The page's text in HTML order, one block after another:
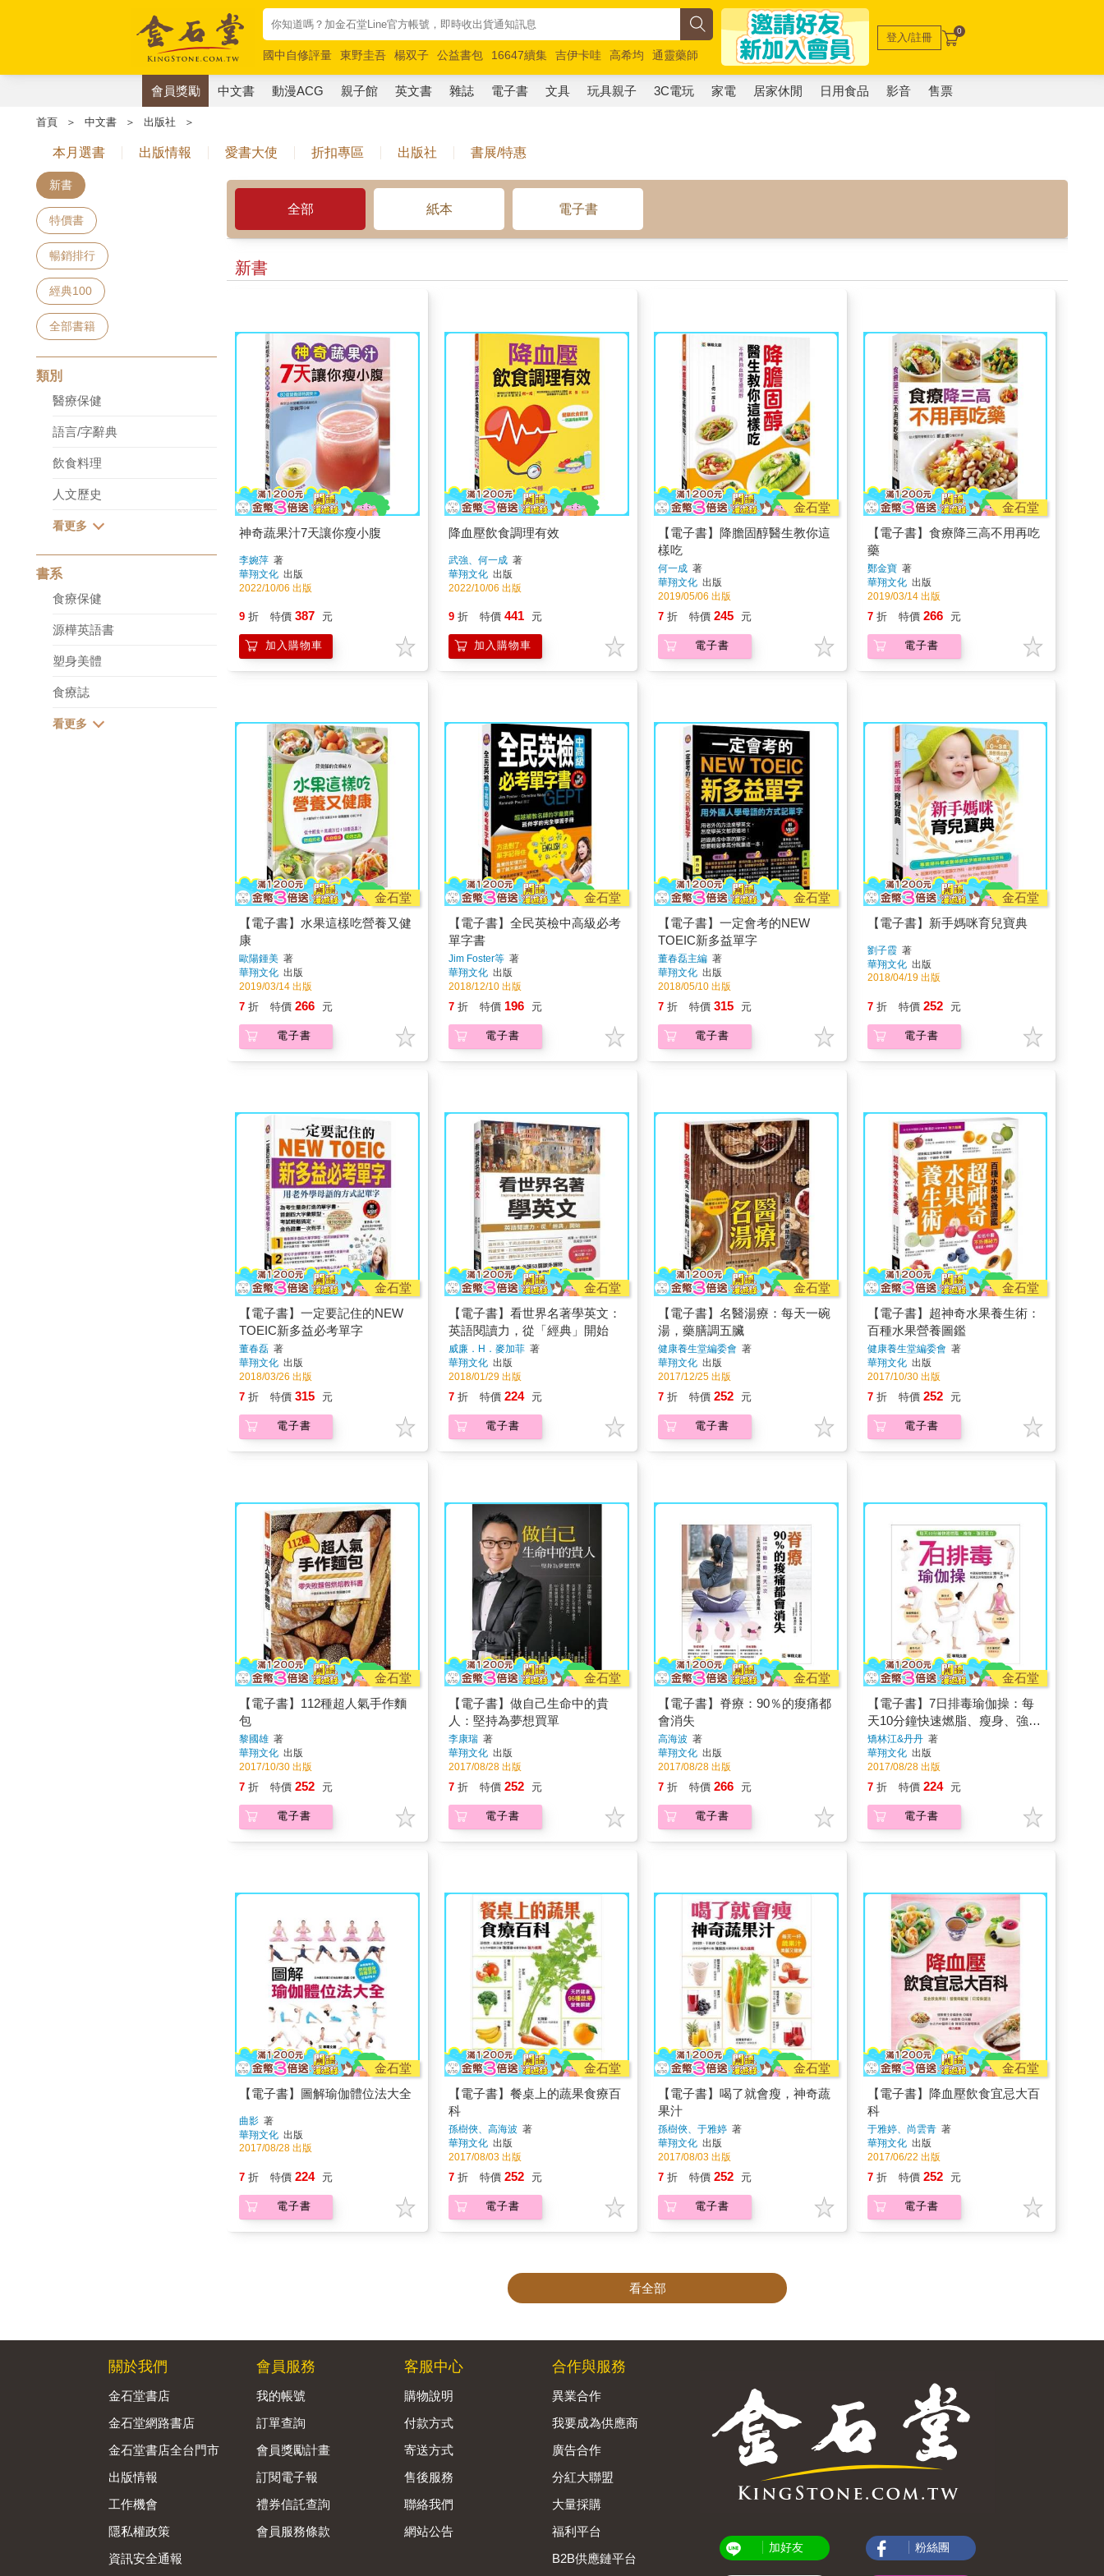
國中自修評量 東野圭吾 楊双子 公益書包 16647續集 吉伊卡哇 高希均
通靈藥師
唯紅花綻放
奧德賽 路邊攤新作 馬斯克 玩具總動員5 超慢跑
登入/註冊 0
會員獎勵 中文書 動漫ACG 親子館 英文書 雜誌 電子書 文具 玩具親子 3C電玩 家電 居家休閒 日用食品 影音 售票
首頁 ＞ 中文書 ＞ 出版社 ＞
本月選書 出版情報 愛書大使 折扣專區 出版社 書展/特惠
新書
特價書
暢銷排行
經典100
全部書籍
類別
醫療保健
語言/字辭典
飲食料理
人文歷史
書系
食療保健
源樺英語書
塑身美體
食療誌
全部 紙本 電子書
新書
神奇蔬果汁7天讓你瘦小腹
李婉萍 著
華翔文化 出版
2022/10/06 出版
9 折 特價 387 元
加入購物車
降血壓飲食調理有效
武強、何一成著
華翔文化 出版
2022/10/06 出版
9 折 特價 441 元
加入購物車
金石堂
【電子書】降膽固醇醫生教你這
樣吃
何一成著
華翔文化 出版
2019/05/06 出版
7 折 特價 245 元
電子書
金石堂
【電子書】食療降三高不用再吃
藥
鄭金寶著
華翔文化 出版
2019/03/14 出版
7 折 特價 266 元
電子書
金石堂
【電子書】水果這樣吃營養又健
康
歐陽鍾美 著
華翔文化 出版
2019/03/14 出版
7 折 特價 266 元
電子書
金石堂
【電子書】全民英檢中高級必考
單字書
Jim Foster等著
華翔文化 出版
2018/12/10 出版
7 折 特價 196 元
電子書
金石堂
【電子書】一定會考的NEW
TOEIC新多益單字
董春磊主編著
華翔文化 出版
2018/05/10 出版
7 折 特價 315 元
電子書
金石堂
【電子書】新手媽咪育兒寶典
劉子霞著
華翔文化 出版
2018/04/19 出版
7 折 特價 252 元
電子書
金石堂
【電子書】一定要記住的NEW
TOEIC新多益必考單字
董春磊 著
華翔文化 出版
2018/03/26 出版
7 折 特價 315 元
電子書
金石堂
【電子書】看世界名著學英文：
英語閱讀力，從「經典」開始
威廉．H．麥加菲著
華翔文化 出版
2018/01/29 出版
7 折 特價 224 元
電子書
金石堂
【電子書】名醫湯療：每天一碗
湯，藥膳調五臟
健康養生堂編委會 著
華翔文化 出版
2017/12/25 出版
7 折 特價 252 元
電子書
金石堂
【電子書】超神奇水果養生術：
百種水果營養圖鑑
健康養生堂編委會 著
華翔文化 出版
2017/10/30 出版
7 折 特價 252 元
電子書
金石堂
【電子書】112種超人氣手作麵
包
黎國雄 著
華翔文化 出版
2017/10/30 出版
7 折 特價 252 元
電子書
金石堂
【電子書】做自己生命中的貴
人：堅持為夢想買單
李康瑞著
華翔文化 出版
2017/08/28 出版
7 折 特價 252 元
電子書
金石堂
【電子書】脊療：90％的痠痛都
會消失
高海波 著
華翔文化 出版
2017/08/28 出版
7 折 特價 266 元
電子書
金石堂
【電子書】7日排毒瑜伽操：每
天10分鐘快速燃脂、瘦身、強化
肌力
矯林江&丹丹著
華翔文化 出版
2017/08/28 出版
7 折 特價 224 元
電子書
金石堂
【電子書】圖解瑜伽體位法大全
曲影 著
華翔文化 出版
2017/08/28 出版
7 折 特價 224 元
電子書
金石堂
【電子書】餐桌上的蔬果食療百
科
孫樹俠、高海波 著
華翔文化 出版
2017/08/03 出版
7 折 特價 252 元
電子書
金石堂
【電子書】喝了就會瘦，神奇蔬
果汁
孫樹俠、于雅婷著
華翔文化 出版
2017/08/03 出版
7 折 特價 252 元
電子書
金石堂
【電子書】降血壓飲食宜忌大百
科
于雅婷、尚雲青著
華翔文化 出版
2017/06/22 出版
7 折 特價 252 元
電子書
看全部
關於我們
金石堂書店
金石堂網路書店
金石堂書店全台門市
出版情報
工作機會
隱私權政策
資訊安全通報
會員服務
我的帳號
訂單查詢
會員獎勵計畫
訂閱電子報
禮券信託查詢
會員服務條款
客服中心
購物說明
付款方式
寄送方式
售後服務
聯絡我們
網站公告
合作與服務
異業合作
我要成為供應商
廣告合作
分紅大聯盟
大量採購
福利平台
B2B供應鏈平台
加好友 粉絲團